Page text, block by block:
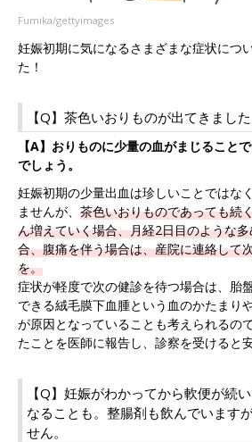
Fumika/gettyimages
妊娠初期に気になるさまざまな症状につ
た！
【Q】茶色いおりものが出てきまし
【A】おりものに少量の血がまじること
でしょう。
妊娠初期の少量出血は珍しいことではな
ませんが、 茶色いおりものであっても続
ん増えていく場合、月経2日目のような
合、腹痛を伴う場合は、産院に連絡して
を。
症状が軽度で次の健診を待つ場合は、胎
できる絨毛膜下血腫という血のかたまり
が原因となっていることも考えられるの
たことを医師に報告し、診察を受けると安
【Q】妊娠がわかってから軟便が続
なることも。整腸剤も飲んでいます
せん。